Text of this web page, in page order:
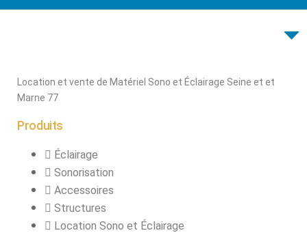
lumineux
Pack projecteurs
led divers
Pied et structure
Projecteurs led
divers
LOCATION
MACHINE À EFFETS
Location et vente de Matériel Sono et Éclairage Seine et et
Marne 77
Produits
Éclairage
Sonorisation
Accessoires
Structures
Location Sono et Éclairage